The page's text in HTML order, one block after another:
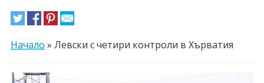
Начало » Левски с четири контроли в Хърватия